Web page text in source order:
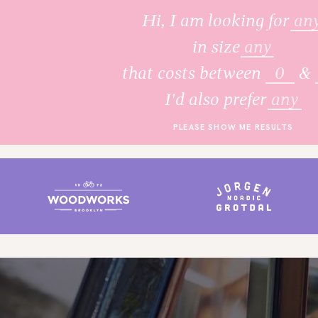
Hi, I am looking for
in size any
that costs between
&
I'd also prefer any
PLEASE SHOW ME RESULTS